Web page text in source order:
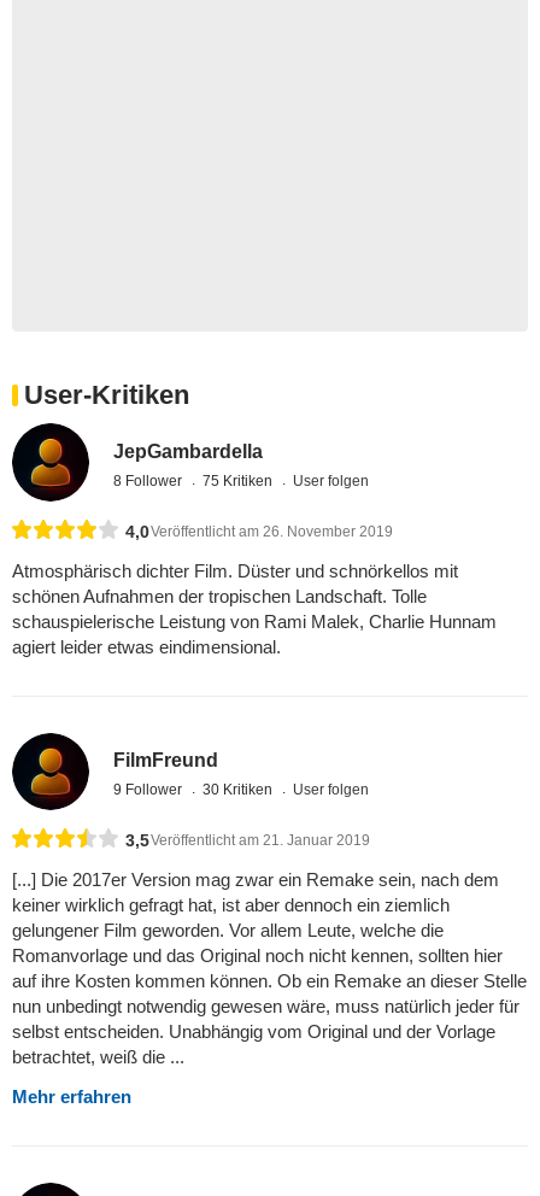
User-Kritiken
JepGambardella
8 Follower 75 Kritiken User folgen
4,0Veröffentlicht am 26. November 2019
Atmosphärisch dichter Film. Düster und schnörkellos mit
schönen Aufnahmen der tropischen Landschaft. Tolle
schauspielerische Leistung von Rami Malek, Charlie Hunnam
agiert leider etwas eindimensional.
FilmFreund
9 Follower 30 Kritiken User folgen
3,5Veröffentlicht am 21. Januar 2019
[...] Die 2017er Version mag zwar ein Remake sein, nach dem
keiner wirklich gefragt hat, ist aber dennoch ein ziemlich
gelungener Film geworden. Vor allem Leute, welche die
Romanvorlage und das Original noch nicht kennen, sollten hier
auf ihre Kosten kommen können. Ob ein Remake an dieser Stelle
nun unbedingt notwendig gewesen wäre, muss natürlich jeder für
selbst entscheiden. Unabhängig vom Original und der Vorlage
betrachtet, weiß die ...
Mehr erfahren